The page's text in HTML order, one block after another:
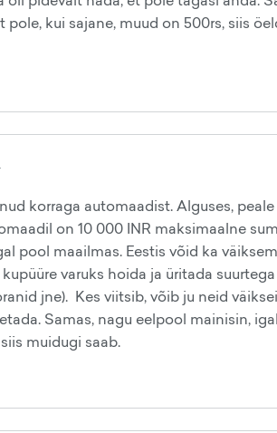
kui sajane, muud on 500rs, siis
korraga automaadist. Alguses,
on 10 000 INR maksimaalne
pool maailmas. Eestis võid ka
varuks hoida ja üritada
jne). Kes viitsib, võib ju neid
Samas, nagu eelpool mainisin,
muidugi saab.